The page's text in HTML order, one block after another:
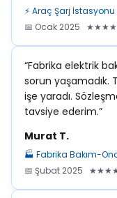
⚡ Araç Şarj
📅 Ocak 2025
“Fabrika elektrik
sorun yaşamadık.
işe yaradı.
tavsiye ederim.”
Murat T.
🏭 Fabrika Bakım-
📅 Şubat 2025